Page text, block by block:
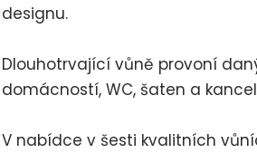
designu.
Dlouhotrvající vůně provoní
domácností, WC, šaten a
V nabídce v šesti kvalitních